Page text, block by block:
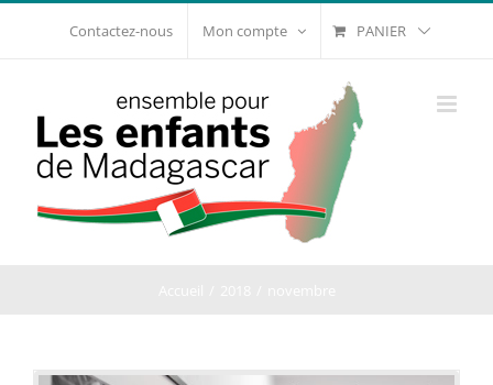
Contactez-nous Mon compte PANIER